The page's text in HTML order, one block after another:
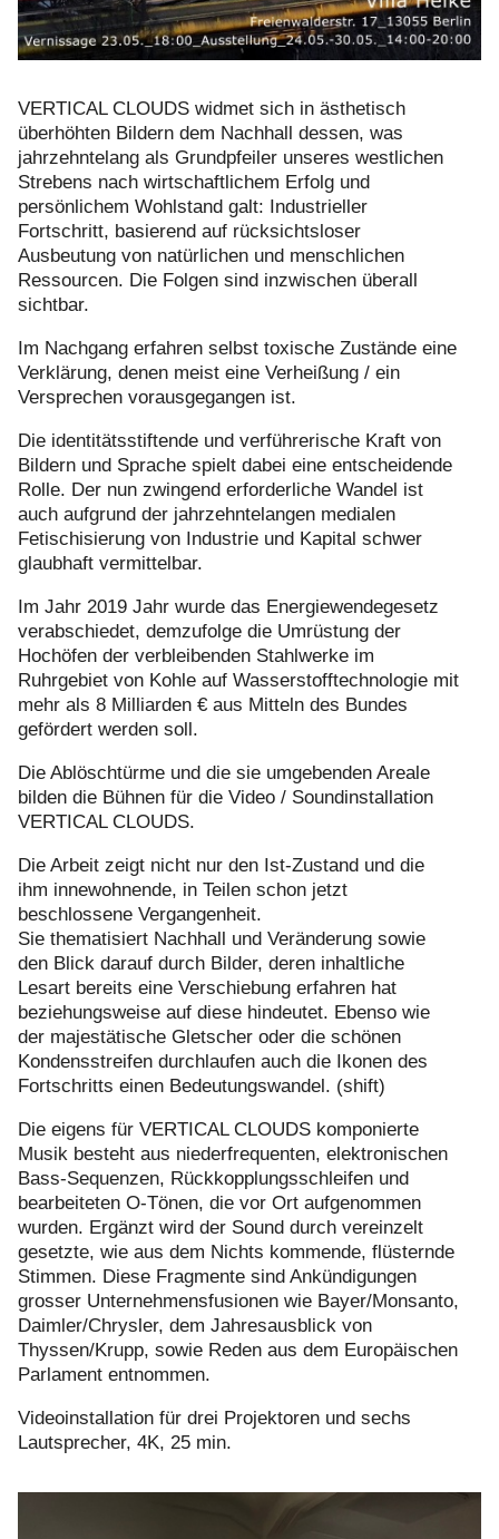
VERTICAL CLOUDS widmet sich in ästhetisch
überhöhten Bildern dem Nachhall dessen, was
jahrzehntelang als Grundpfeiler unseres westlichen
Strebens nach wirtschaftlichem Erfolg und
persönlichem Wohlstand galt: Industrieller
Fortschritt, basierend auf rücksichtsloser
Ausbeutung von natürlichen und menschlichen
Ressourcen. Die Folgen sind inzwischen überall
sichtbar.
Im Nachgang erfahren selbst toxische Zustände eine
Verklärung, denen meist eine Verheißung / ein
Versprechen vorausgegangen ist.
Die identitätsstiftende und verführerische Kraft von
Bildern und Sprache spielt dabei eine entscheidende
Rolle. Der nun zwingend erforderliche Wandel ist
auch aufgrund der jahrzehntelangen medialen
Fetischisierung von Industrie und Kapital schwer
glaubhaft vermittelbar.
Im Jahr 2019 Jahr wurde das Energiewendegesetz
verabschiedet, demzufolge die Umrüstung der
Hochöfen der verbleibenden Stahlwerke im
Ruhrgebiet von Kohle auf Wasserstofftechnologie mit
mehr als 8 Milliarden € aus Mitteln des Bundes
gefördert werden soll.
Die Ablöschtürme und die sie umgebenden Areale
bilden die Bühnen für die Video / Soundinstallation
VERTICAL CLOUDS.
Die Arbeit zeigt nicht nur den Ist-Zustand und die
ihm innewohnende, in Teilen schon jetzt
beschlossene Vergangenheit.
Sie thematisiert Nachhall und Veränderung sowie
den Blick darauf durch Bilder, deren inhaltliche
Lesart bereits eine Verschiebung erfahren hat
beziehungsweise auf diese hindeutet. Ebenso wie
der majestätische Gletscher oder die schönen
Kondensstreifen durchlaufen auch die Ikonen des
Fortschritts einen Bedeutungswandel. (shift)
Die eigens für VERTICAL CLOUDS komponierte
Musik besteht aus niederfrequenten, elektronischen
Bass-Sequenzen, Rückkopplungsschleifen und
bearbeiteten O-Tönen, die vor Ort aufgenommen
wurden. Ergänzt wird der Sound durch vereinzelt
gesetzte, wie aus dem Nichts kommende, flüsternde
Stimmen. Diese Fragmente sind Ankündigungen
grosser Unternehmensfusionen wie Bayer/Monsanto,
Daimler/Chrysler, dem Jahresausblick von
Thyssen/Krupp, sowie Reden aus dem Europäischen
Parlament entnommen.
Videoinstallation für drei Projektoren und sechs
Lautsprecher, 4K, 25 min.